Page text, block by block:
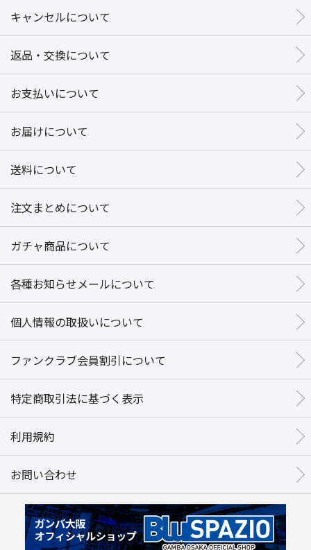
キャンセルについて
返品・交換について
お支払いについて
お届けについて
送料について
注文まとめについて
ガチャ商品について
各種お知らせメールについて
個人情報の取扱いについて
ファンクラブ会員割引について
特定商取引法に基づく表示
利用規約
お問い合わせ